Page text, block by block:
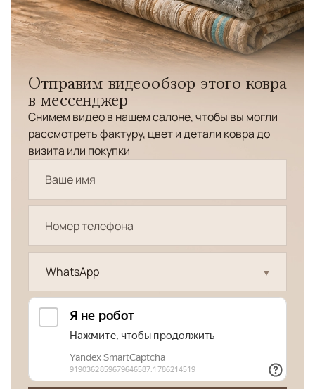
Отправим видеообзор этого ковра
в мессенджер
Снимем видео в нашем салоне, чтобы вы могли
рассмотреть фактуру, цвет и детали ковра до
визита или покупки
WhatsApp